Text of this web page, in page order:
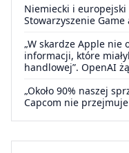
Niemiecki i
Stowarzyszenie
„W skardze Apple nie
informacji, które
handlowej”. OpenAI
„Około 90% naszej
Capcom nie